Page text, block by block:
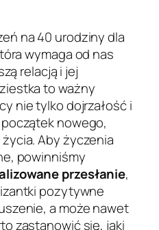
na 40 urodziny dla
wymaga od nas
relacją i jej
to ważny
nie tylko dojrzałość i
nowego,
Aby życzenia
powinniśmy
przesłanie,
pozytywne
a może nawet
zastanowić się, jaki